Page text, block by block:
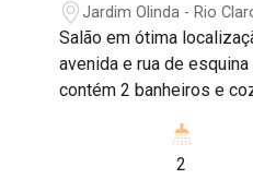
Jardim Olinda - Rio
Salão em ótima
avenida e rua de
contém 2 banheiros e
2